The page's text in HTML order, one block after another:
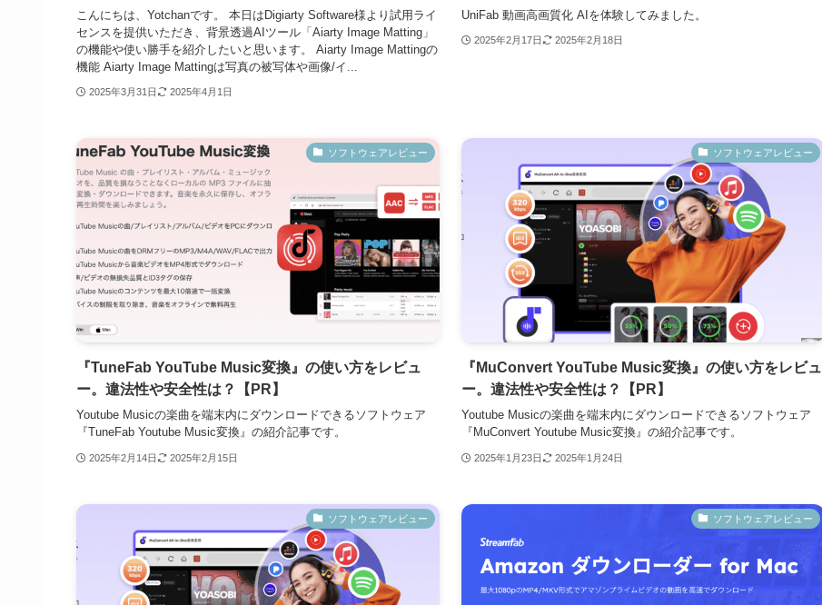
こんにちは、Yotchanです。 本日はDigiarty Software様より試用ライ
センスを提供いただき、背景透過AIツール「Aiarty Image Matting」
の機能や使い勝手を紹介したいと思います。 Aiarty Image Mattingの
機能 Aiarty Image Mattingは写真の被写体や画像/イ...
2025年3月31日 2025年4月1日
UniFab 動画高画質化 AIを体験してみました。
2025年2月17日 2025年2月18日
ソフトウェアレビュー
『TuneFab YouTube Music変換』の使い方をレビュ
ー。違法性や安全性は？【PR】
Youtube Musicの楽曲を端末内にダウンロードできるソフトウェア
『TuneFab Youtube Music変換』の紹介記事です。
2025年2月14日 2025年2月15日
ソフトウェアレビュー
『MuConvert YouTube Music変換』の使い方をレビュ
ー。違法性や安全性は？【PR】
Youtube Musicの楽曲を端末内にダウンロードできるソフトウェア
『MuConvert Youtube Music変換』の紹介記事です。
2025年1月23日 2025年1月24日
ソフトウェアレビュー ソフトウェアレビュー